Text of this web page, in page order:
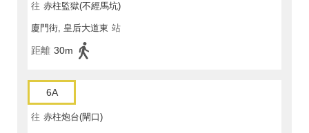
往 赤柱監獄(不經馬坑)
廈門街, 皇后大道東 站
距離 30m
6A
往 赤柱炮台(閘口)